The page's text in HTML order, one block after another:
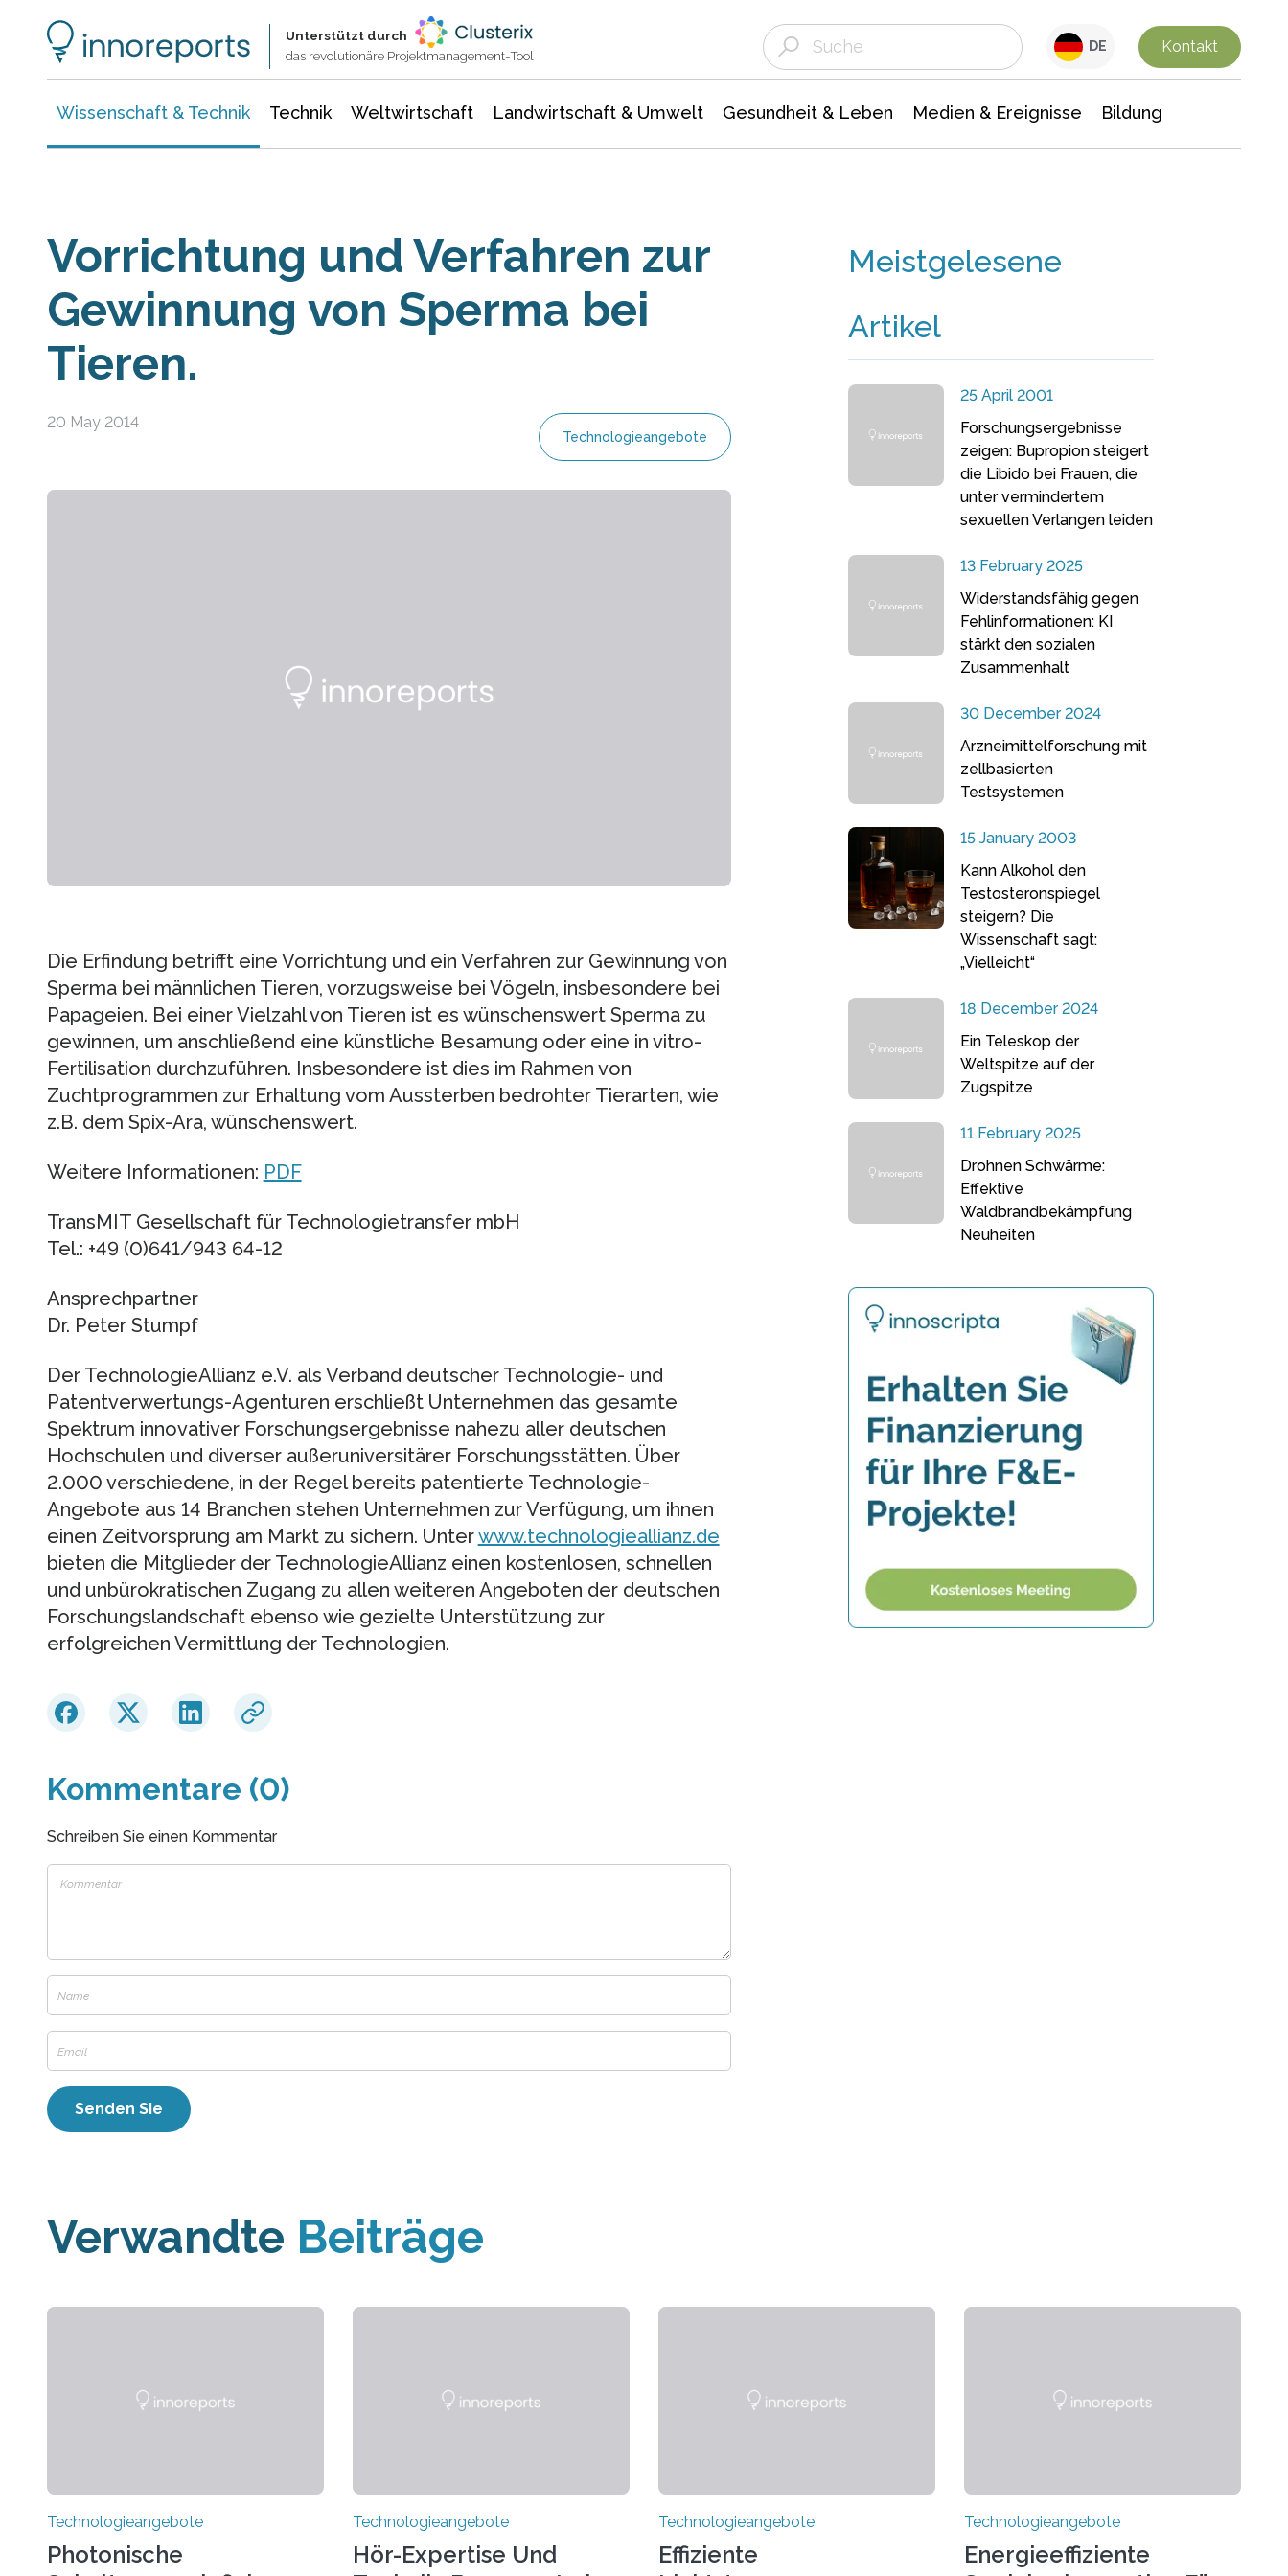
Unterstützt durch
das revolutionäre Projektmanagement-Tool
DE Kontakt
Wissenschaft & Technik Technik Weltwirtschaft Landwirtschaft & Umwelt Gesundheit & Leben Medien & Ereignisse Bildung
Vorrichtung und Verfahren zur
Gewinnung von Sperma bei
Tieren.
20 May 2014
Technologieangebote
Die Erfindung betrifft eine Vorrichtung und ein Verfahren zur Gewinnung von
Sperma bei männlichen Tieren, vorzugsweise bei Vögeln, insbesondere bei
Papageien. Bei einer Vielzahl von Tieren ist es wünschenswert Sperma zu
gewinnen, um anschließend eine künstliche Besamung oder eine in vitro-
Fertilisation durchzuführen. Insbesondere ist dies im Rahmen von
Zuchtprogrammen zur Erhaltung vom Aussterben bedrohter Tierarten, wie
z.B. dem Spix-Ara, wünschenswert.
Weitere Informationen: PDF
TransMIT Gesellschaft für Technologietransfer mbH
Tel.: +49 (0)641/943 64-12
Ansprechpartner
Dr. Peter Stumpf
Der TechnologieAllianz e.V. als Verband deutscher Technologie- und
Patentverwertungs-Agenturen erschließt Unternehmen das gesamte
Spektrum innovativer Forschungsergebnisse nahezu aller deutschen
Hochschulen und diverser außeruniversitärer Forschungsstätten. Über
2.000 verschiedene, in der Regel bereits patentierte Technologie-
Angebote aus 14 Branchen stehen Unternehmen zur Verfügung, um ihnen
einen Zeitvorsprung am Markt zu sichern. Unterwww.technologieallianz.de
bieten die Mitglieder der TechnologieAllianz einen kostenlosen, schnellen
und unbürokratischen Zugang zu allen weiteren Angeboten der deutschen
Forschungslandschaft ebenso wie gezielte Unterstützung zur
erfolgreichen Vermittlung der Technologien.
Kommentare (0)
Schreiben Sie einen Kommentar
Meistgelesene
Artikel
25 April 2001
Forschungsergebnisse
zeigen: Bupropion steigert
die Libido bei Frauen, die
unter vermindertem
sexuellen Verlangen leiden
13 February 2025
Widerstandsfähig gegen
Fehlinformationen: KI
stärkt den sozialen
Zusammenhalt
30 December 2024
Arzneimittelforschung mit
zellbasierten
Testsystemen
15 January 2003
Kann Alkohol den
Testosteronspiegel
steigern? Die
Wissenschaft sagt:
„Vielleicht“
18 December 2024
Ein Teleskop der
Weltspitze auf der
Zugspitze
11 February 2025
Drohnen Schwärme:
Effektive
Waldbrandbekämpfung
Neuheiten
Verwandte Beiträge
Technologieangebote
Photonische
Technologieangebote
Hör-Expertise Und
Technologieangebote
Effiziente
Technologieangebote
Energieeffiziente